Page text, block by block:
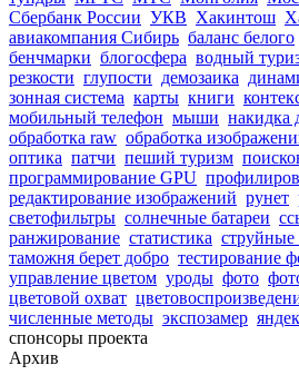
Сбербанк России УКВ Хакинтош
авиакомпания Сибирь баланс белого
бенчмарки блогосфера водный
резкости глупости демозаика
зонная система карты книги
мобильный телефон мыши накидка
обработка raw обработка
оптика патчи пеший туризм
программирование GPU
редактирование изображений рунет
светофильтры солнечные батареи
ранжирование статистика
таможня берет добро тестирование
управление цветом уроды фото
цветовой охват
численные методы экспозамер
спонсоры проекта
Архив